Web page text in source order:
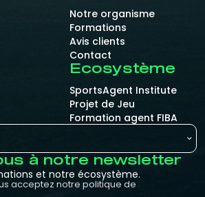
Notre organisme
Formations
Avis clients
Contact
Ecosystème
SportsAgent Institute
Projet de Jeu
Formation agent FIBA
à notre newsletter
et notre écosystème.
acceptez notre politique de